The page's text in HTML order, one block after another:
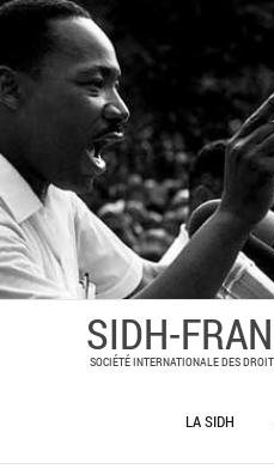
SIDH-
SOCIÉTÉ INTERNATIONALE DES
LA SIDH